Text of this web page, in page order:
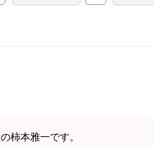
柿本雅一です。